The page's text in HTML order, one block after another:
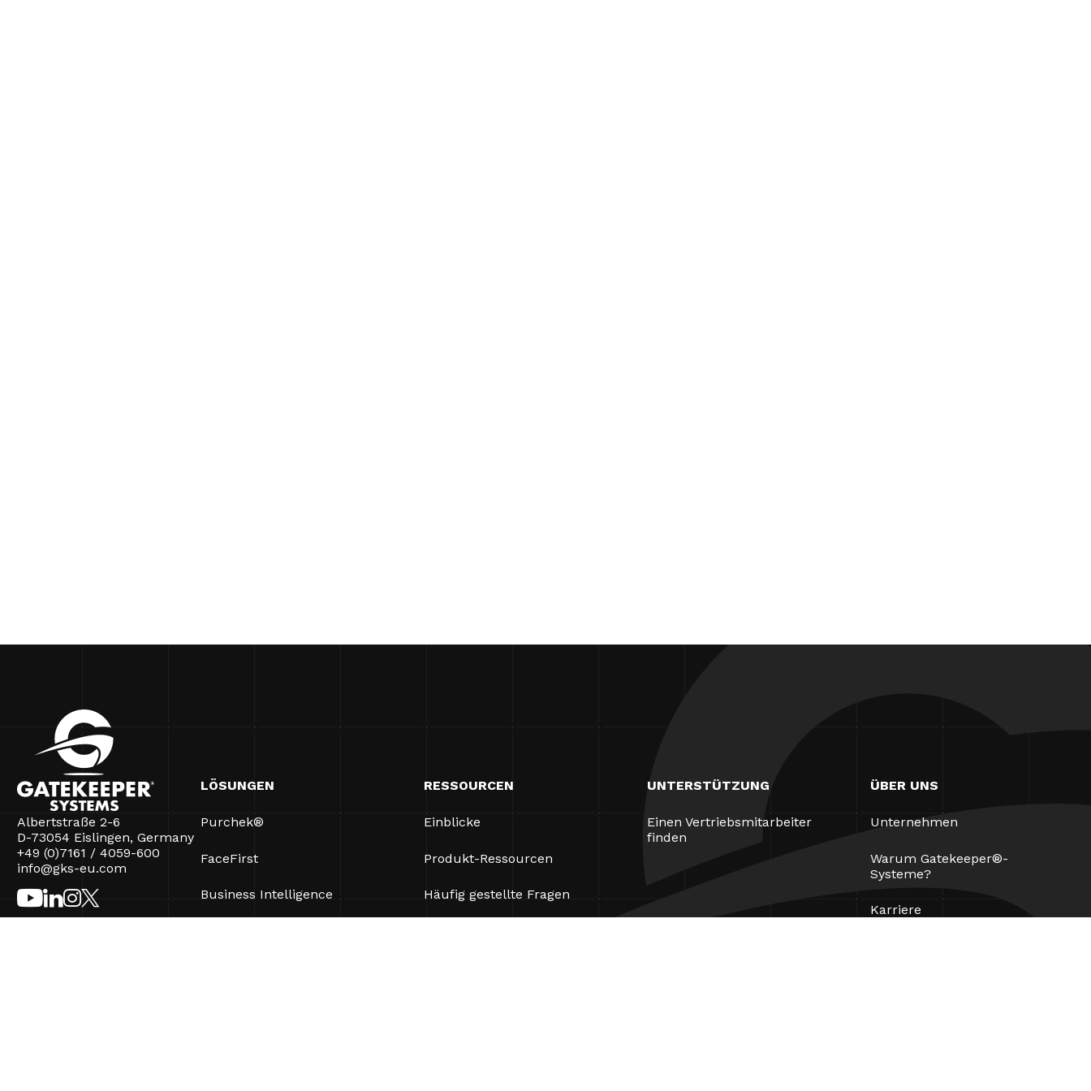
Albertstraße 2-6
D-73054 Eislingen, Germany
+49 (0)7161 / 4059-600
info@gks-eu.com
LÖSUNGEN
Purchek®
FaceFirst
Business Intelligence
RESSOURCEN
Einblicke
Produkt-Ressourcen
Häufig gestellte Fragen
UNTERSTÜTZUNG
Einen Vertriebsmitarbeiter
finden
ÜBER UNS
Unternehmen
Warum Gatekeeper®-
Systeme?
Karriere